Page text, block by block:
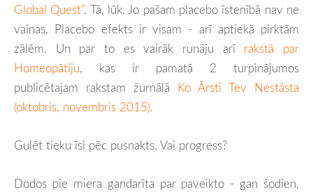
Global Quest”. Tā, lūk. Jo pašam placebo īstenībā nav ne
vainas. Placebo efekts ir visam - arī aptiekā pirktām
zālēm. Un par to es vairāk runāju arī rakstā par
Homeopātiju, kas ir pamatā 2 turpinājumos
publicētajam rakstam žurnālā Ko Ārsti Tev Nestāsta
(oktobris, novembris 2015).
Gulēt tieku īsi pēc pusnakts. Vai progress?
Dodos pie miera gandarīta par paveikto - gan šodien,